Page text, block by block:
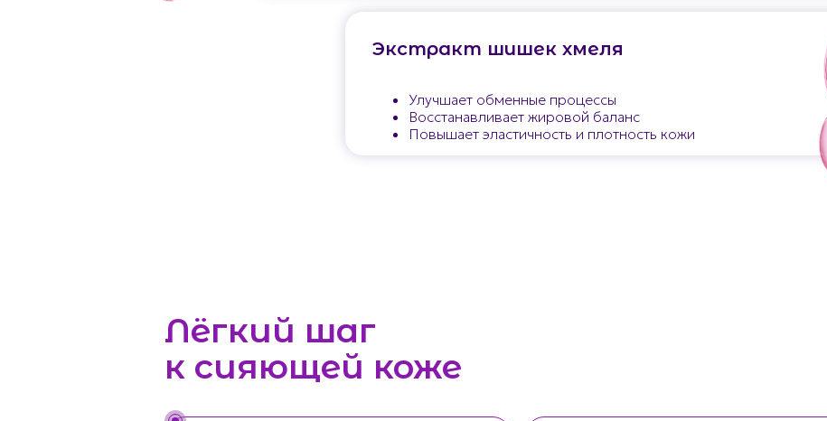
Экстракт шишек хмеля
Улучшает обменные процессы
Восстанавливает жировой баланс
Повышает эластичность и плотность кожи
Лёгкий шаг
к сияющей коже